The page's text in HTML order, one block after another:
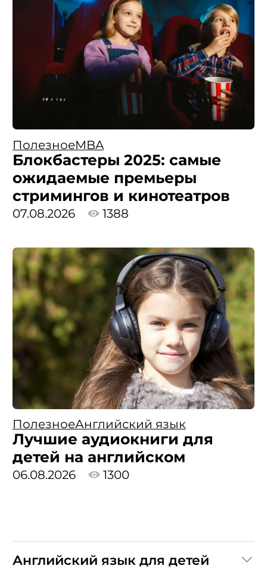
ПолезноеMBA
Блокбастеры 2025: самые
ожидаемые премьеры
стримингов и кинотеатров
07.08.2026 1388
ПолезноеАнглийский язык
Лучшие аудиокниги для
детей на английском
06.08.2026 1300
Английский язык для детей